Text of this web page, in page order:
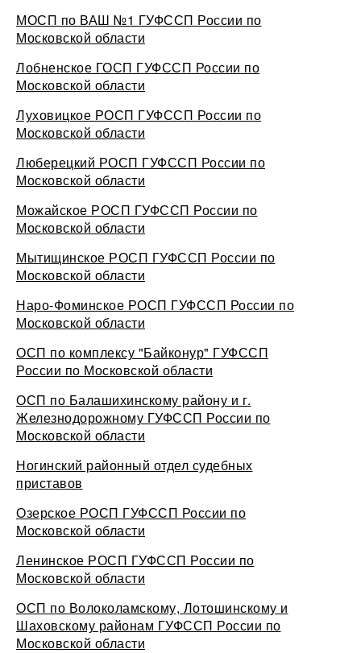
МОСП по ВАШ №1 ГУФССП России по
Московской области
Лобненское ГОСП ГУФССП России по
Московской области
Луховицкое РОСП ГУФССП России по
Московской области
Люберецкий РОСП ГУФССП России по
Московской области
Можайское РОСП ГУФССП России по
Московской области
Мытищинское РОСП ГУФССП России по
Московской области
Наро-Фоминское РОСП ГУФССП России по
Московской области
ОСП по комплексу "Байконур" ГУФССП
России по Московской области
ОСП по Балашихинскому району и г.
Железнодорожному ГУФССП России по
Московской области
Ногинский районный отдел судебных
приставов
Озерское РОСП ГУФССП России по
Московской области
Ленинское РОСП ГУФССП России по
Московской области
ОСП по Волоколамскому, Лотошинскому и
Шаховскому районам ГУФССП России по
Московской области